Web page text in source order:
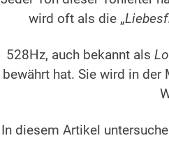
wird oft als die „
528Hz, auch bekannt als
bewährt hat. Sie wird in
In diesem Artikel